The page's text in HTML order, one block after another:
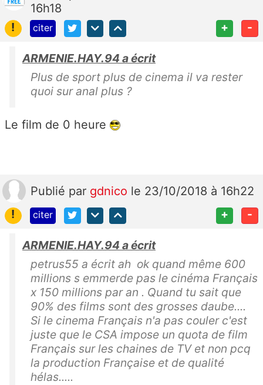
16h18
!
citer + -
ARMENIE.HAY.94 a écrit
Plus de sport plus de cinema il va rester
quoi sur anal plus ?
Le film de 0 heure
Publié par gdnico le 23/10/2018 à 16h22
!
citer + -
ARMENIE.HAY.94 a écrit
petrus55 a écrit ah ok quand même 600
millions s emmerde pas le cinéma Français
x 150 millions par an . Quand tu sait que
90% des films sont des grosses daube....
Si le cinema Français n'a pas couler c'est
juste que le CSA impose un quota de film
Français sur les chaines de TV et non pcq
la production Française et de qualité
hélas.....